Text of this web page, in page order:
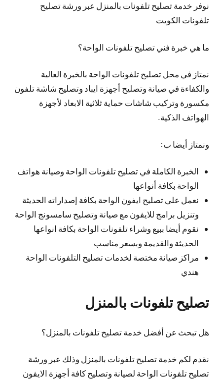
نوفر خدمة تصليح تلفونات بالمنزل عبر ورشة تصليح
تلفونات الكويت
ما هي خبرة فني تصليح تلفونات الواحة؟
نمتاز في محل تصليح تلفونات الواحة بالخبرة العالية
والكفاءة في صيانة وتصليح أجهزة ايباد وتصليح شاشة تلفون
مكسورة وتركيب شاشات حماية ثلاثية الابعاد لأجهزة
الهواتف الذكية.
ونمتاز أيضا ب:
الخبرة الكاملة في تصليح تلفونات الواحة وصيانة هواتف
الواحة بكافة أنواعها
نعمل على تصليح ايفون الواحة بكافة إصداراته الحديثة
وتنزيل برامج للايفون مع صيانة وتصليح سامسونج الواحة
نقوم أيضا ببيع وشراء تلفونات الواحة بكافة انواعها
الحديثة والقديمة وبسعر مناسب
مراكز صيانة مختصة لخدمات تصليح التلفونات الواحة
هندي
تصليح تلفونات بالمنزل
هل تبحث عن أفضل خدمة تصليح تلفونات بالمنزل؟
نقدم لكم خدمة تصليح تلفونات بالمنزل وذلك عبر ورشة
تصليح تلفونات الواحة لصيانة وتصليح كافة أجهزة الايفون